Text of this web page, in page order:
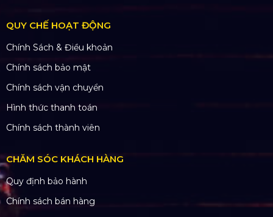
QUY CHẾ HOẠT ĐỘNG
Chính Sách & Điều khoản
Chính sách bảo mật
Chính sách vận chuyển
Hình thức thanh toán
Chính sách thành viên
CHĂM SÓC KHÁCH HÀNG
Quy định bảo hành
Chính sách bán hàng